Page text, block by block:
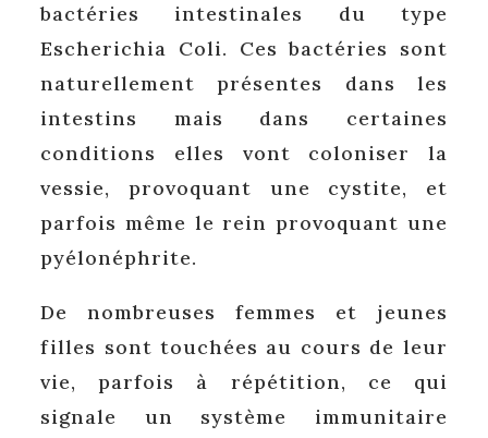
bactéries intestinales du type
Escherichia Coli. Ces bactéries sont
naturellement présentes dans les
intestins mais dans certaines
conditions elles vont coloniser la
vessie, provoquant une cystite, et
parfois même le rein provoquant une
pyélonéphrite.
De nombreuses femmes et jeunes
filles sont touchées au cours de leur
vie, parfois à répétition, ce qui
signale un système immunitaire